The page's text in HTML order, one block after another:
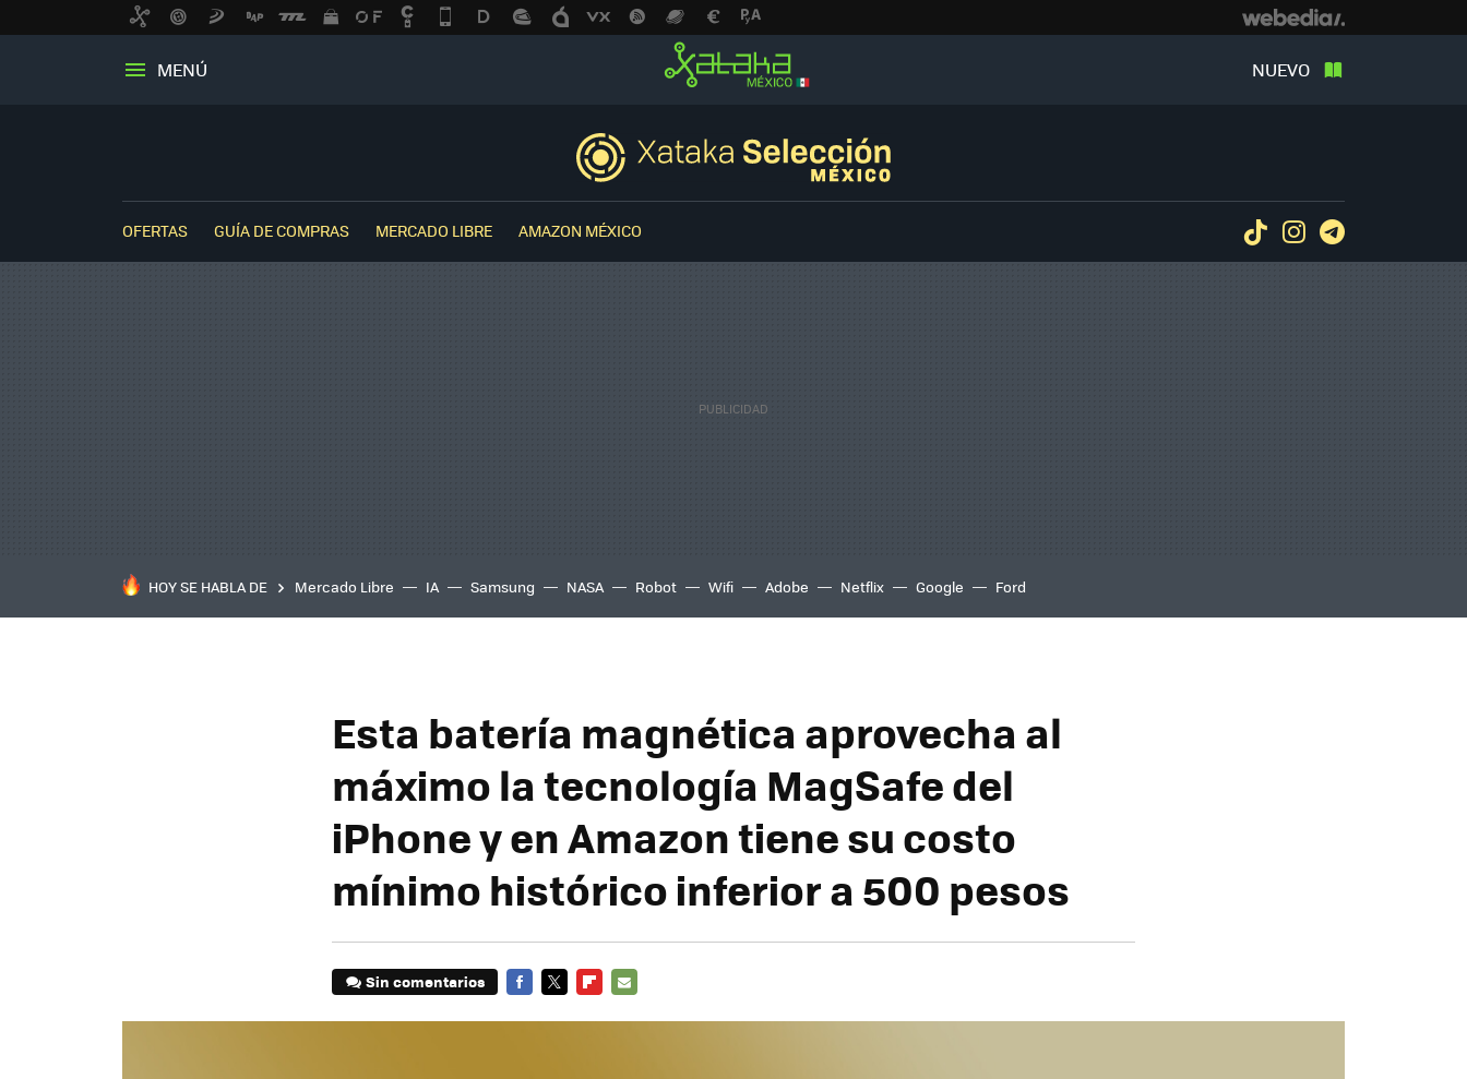
MENÚ NUEVO
OFERTAS GUÍA DE COMPRAS MERCADO LIBRE AMAZON MÉXICO TiktokInstagram
HOY SE HABLA DE Mercado Libre IA Samsung NASA Robot Wifi Adobe Netflix Google Ford
Esta batería magnética aprovecha al
máximo la tecnología MagSafe del
iPhone y en Amazon tiene su costo
mínimo histórico inferior a 500 pesos
Sin comentarios